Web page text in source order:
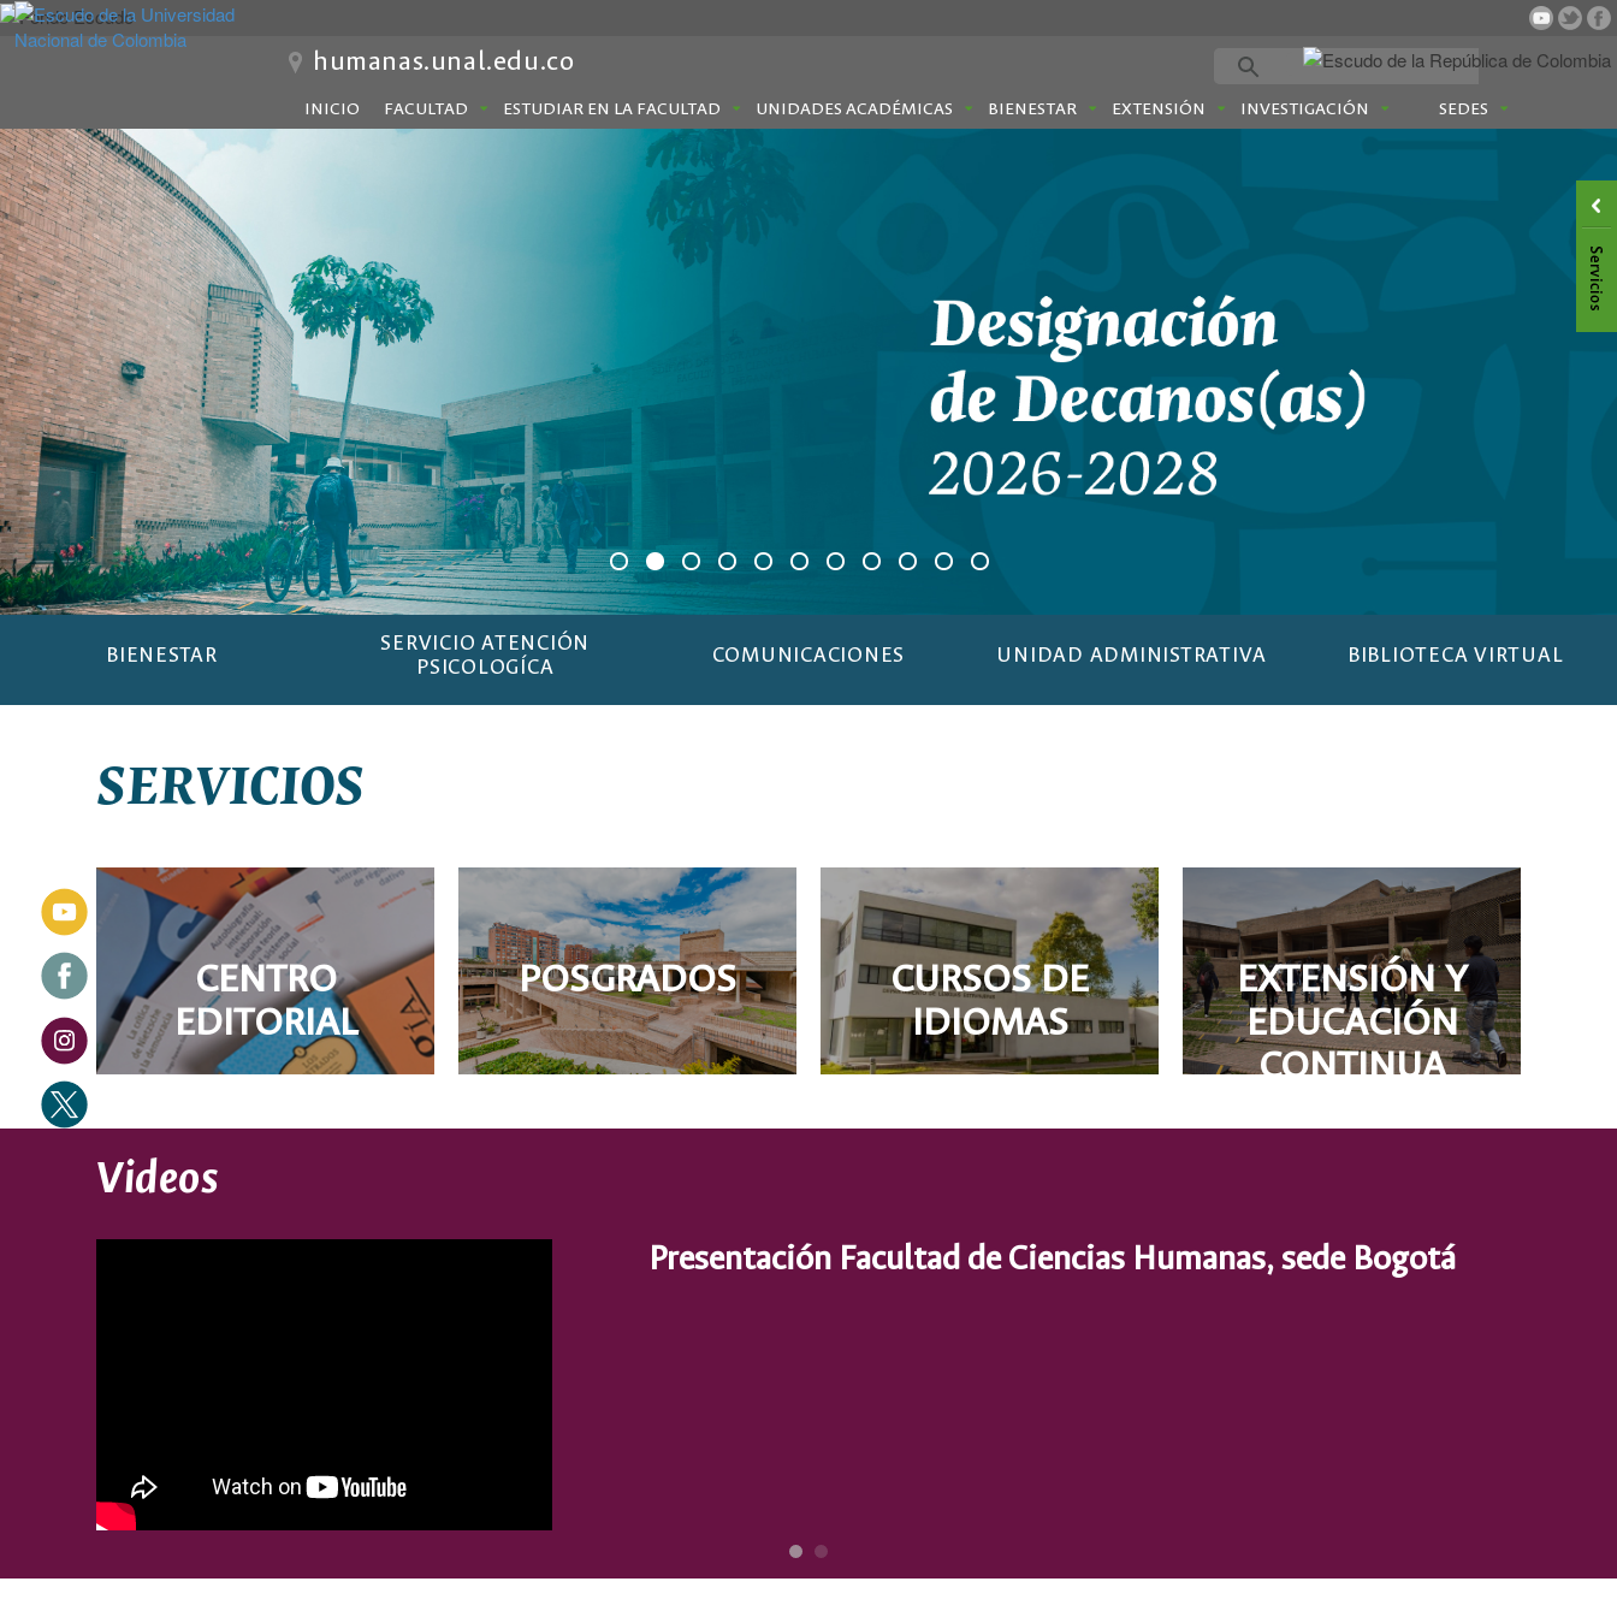
humanas.unal.edu.co
INICIO FACULTAD ESTUDIAR EN LA FACULTAD UNIDADES ACADÉMICAS BIENESTAR EXTENSIÓN INVESTIGACIÓN SEDES
BIENESTAR
SERVICIO ATENCIÓN
PSICOLOGÍCA
COMUNICACIONES UNIDAD ADMINISTRATIVA BIBLIOTECA VIRTUAL
SERVICIOS
CENTRO
EDITORIAL
POSGRADOS
CURSOS DE
IDIOMAS
EXTENSIÓN Y
EDUCACIÓN
CONTINUA
Videos
Presentación Facultad de Ciencias Humanas, sede Bogotá